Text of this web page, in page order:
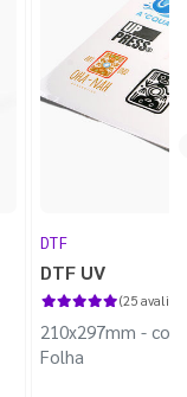
DTF
DTF UV
(25
210x297mm -
Folha